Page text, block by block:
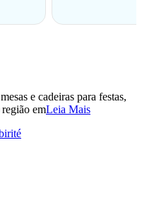
e cadeiras para festas,
emLeia Mais